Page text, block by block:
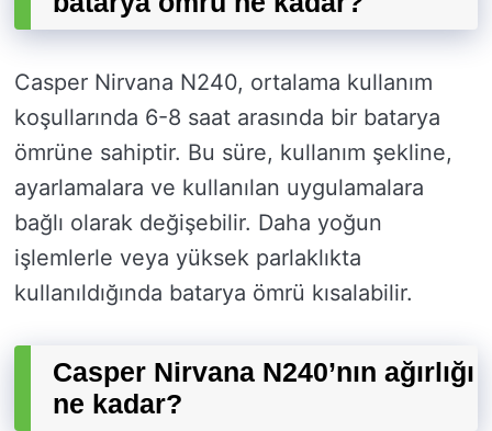
Casper Nirvana N240, ortalama kullanım
koşullarında 6-8 saat arasında bir batarya
ömrüne sahiptir. Bu süre, kullanım şekline,
ayarlamalara ve kullanılan uygulamalara
bağlı olarak değişebilir. Daha yoğun
işlemlerle veya yüksek parlaklıkta
kullanıldığında batarya ömrü kısalabilir.
Casper Nirvana N240’nın ağırlığı
ne kadar?